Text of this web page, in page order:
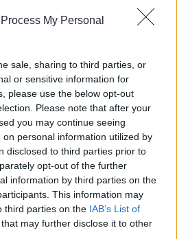
My Personal
sale, sharing to third parties, or
or sensitive information for
please use the below opt-out
Please note that after your
you may continue seeing
personal information utilized by
disclosed to third parties prior to
opt-out of the further
information by third parties on the
This information may
third parties on the IAB’s List of
that may further disclose it to other
формы создают
как будто что-то не так,
и сочетания форм могут
желание разобраться в
создавая чувство